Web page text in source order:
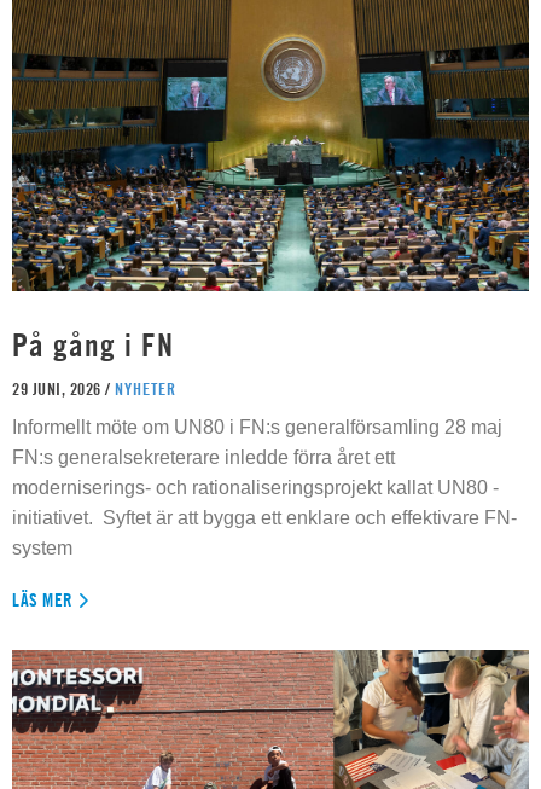
På gång i FN
29 JUNI, 2026 / NYHETER
Informellt möte om UN80 i FN:s generalförsamling 28 maj
FN:s generalsekreterare inledde förra året ett
moderniserings- och rationaliseringsprojekt kallat UN80 -
initiativet. Syftet är att bygga ett enklare och effektivare FN-
system
LÄS MER